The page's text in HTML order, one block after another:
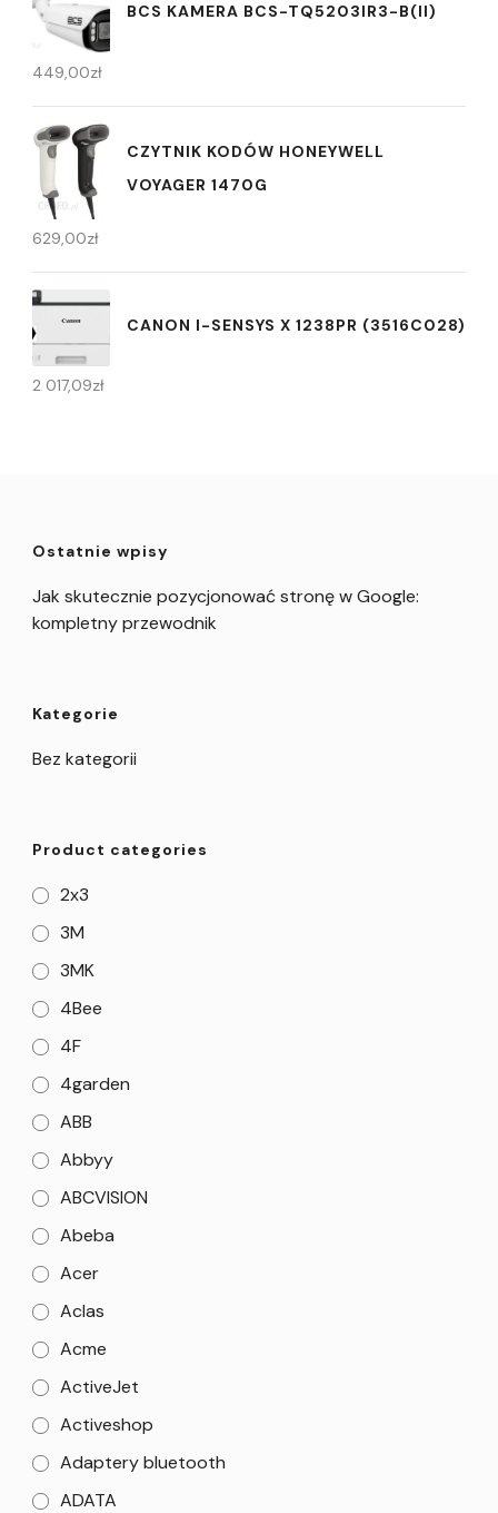
BCS KAMERA BCS-TQ5203IR3-B(II)
449,00zł
CZYTNIK KODÓW HONEYWELL
VOYAGER 1470G
629,00zł
CANON I-SENSYS X 1238PR (3516C028)
2 017,09zł
Ostatnie wpisy
Jak skutecznie pozycjonować stronę w Google:
kompletny przewodnik
Kategorie
Bez kategorii
Product categories
2x3
3M
3MK
4Bee
4F
4garden
ABB
Abbyy
ABCVISION
Abeba
Acer
Aclas
Acme
ActiveJet
Activeshop
Adaptery bluetooth
ADATA